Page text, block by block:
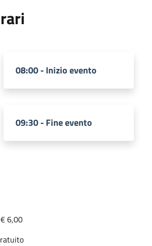
08:00 - Inizio evento
09:30 - Fine evento
6,00